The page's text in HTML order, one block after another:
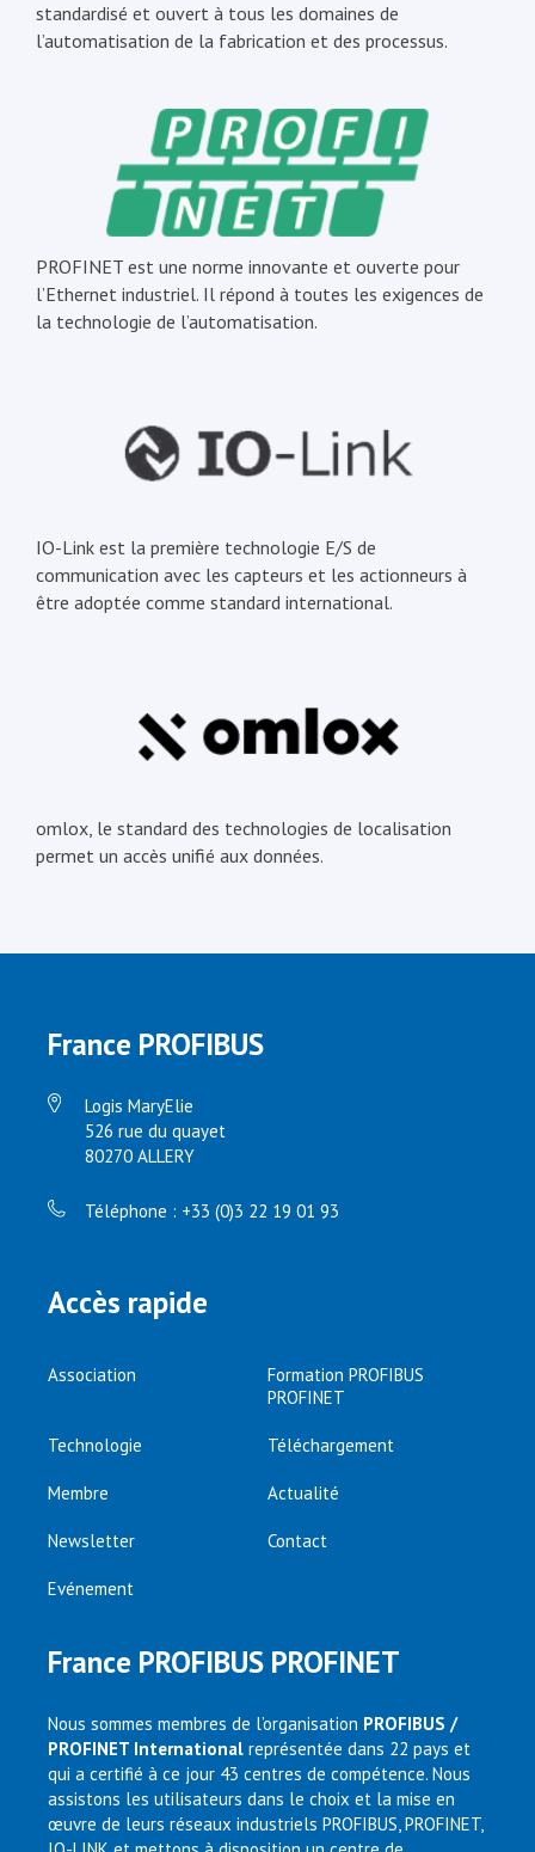
standardisé et ouvert à tous les domaines de
l’automatisation de la fabrication et des processus.
PROFINET est une norme innovante et ouverte pour
l’Ethernet industriel. Il répond à toutes les exigences de
la technologie de l’automatisation.
IO-Link est la première technologie E/S de
communication avec les capteurs et les actionneurs à
être adoptée comme standard international.
omlox, le standard des technologies de localisation
permet un accès unifié aux données.
France PROFIBUS
Logis MaryElie
526 rue du quayet
80270 ALLERY
Téléphone : +33 (0)3 22 19 01 93
Accès rapide
Association
Formation PROFIBUS
PROFINET
Technologie Téléchargement
Membre Actualité
Newsletter Contact
Evénement
France PROFIBUS PROFINET
Nous sommes membres de l’organisation PROFIBUS /
PROFINET International représentée dans 22 pays et
qui a certifié à ce jour 43 centres de compétence. Nous
assistons les utilisateurs dans le choix et la mise en
œuvre de leurs réseaux industriels PROFIBUS, PROFINET,